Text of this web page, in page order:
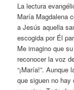
La lectura
María Magdalena
a Jesús aquella
escogida por Él
Me imagino que
reconocer la voz
“¡María!”.
que siguen no hay